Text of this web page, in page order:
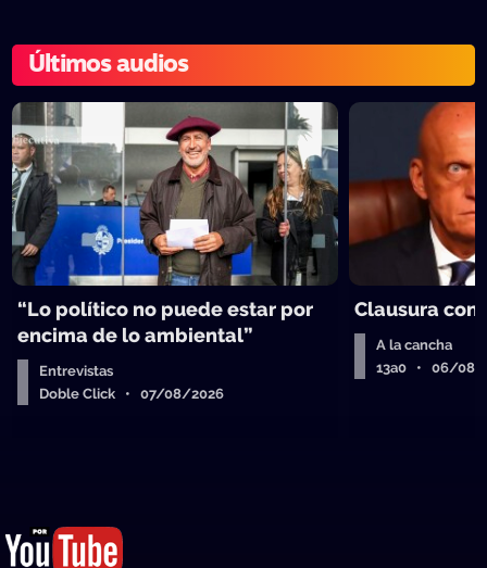
Últimos audios
“Lo político no puede estar por
encima de lo ambiental”
Entrevistas
Doble Click • 07/08/2026
Clausura con
A la cancha
13a0 • 06/08/